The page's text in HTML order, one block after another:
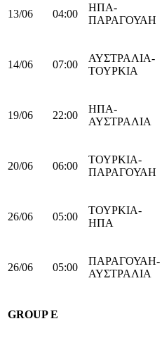
13/06 04:00
ΗΠΑ-
ΠΑΡΑΓΟΥΑΗ
14/06 07:00
ΑΥΣΤΡΑΛΙΑ-
ΤΟΥΡΚΙΑ
19/06 22:00
ΗΠΑ-
ΑΥΣΤΡΑΛΙΑ
20/06 06:00
ΤΟΥΡΚΙΑ-
ΠΑΡΑΓΟΥΑΗ
26/06 05:00
ΤΟΥΡΚΙΑ-
ΗΠΑ
26/06 05:00
ΠΑΡΑΓΟΥΑΗ-
ΑΥΣΤΡΑΛΙΑ
GROUP Ε